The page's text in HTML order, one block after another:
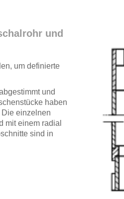
und
um definierte
und
haben
einzelnen
mit einem radial
sind in